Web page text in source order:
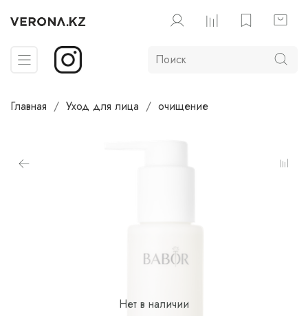
Главная Уход для лица очищение
Нет в наличии